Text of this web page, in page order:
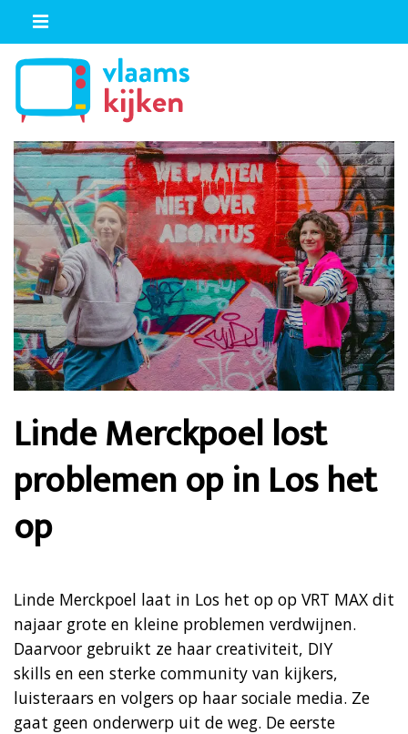
Linde Merckpoel lost
problemen op in Los het
op
Linde Merckpoel laat in Los het op op VRT MAX dit
najaar grote en kleine problemen verdwijnen.
Daarvoor gebruikt ze haar creativiteit, DIY
skills en een sterke community van kijkers,
luisteraars en volgers op haar sociale media. Ze
gaat geen onderwerp uit de weg. De eerste